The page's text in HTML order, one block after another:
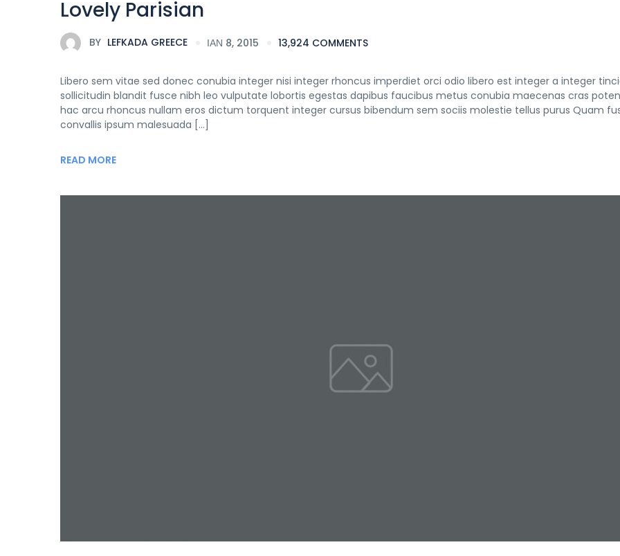
Lovely Parisian
BY LEFKADA GREECE ΙΑΝ 8, 2015 13,924 COMMENTS
Libero sem vitae sed donec conubia integer nisi integer rhoncus imperdiet orci odio libero est integer a integer
sollicitudin blandit fusce nibh leo vulputate lobortis egestas dapibus faucibus metus conubia maecenas cras
hac arcu rhoncus nullam eros dictum torquent integer cursus bibendum sem sociis molestie tellus purus Quam
convallis ipsum malesuada […]
READ MORE